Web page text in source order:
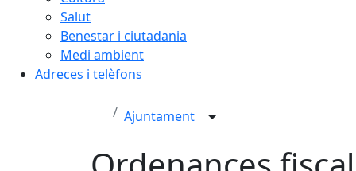
Salut
Benestar i ciutadania
Medi ambient
Adreces i telèfons
Ajuntament